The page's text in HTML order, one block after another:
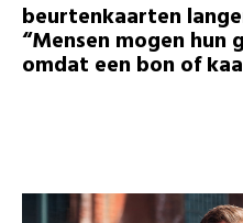
beurtenkaarten
“Mensen mogen hun
omdat een bon of